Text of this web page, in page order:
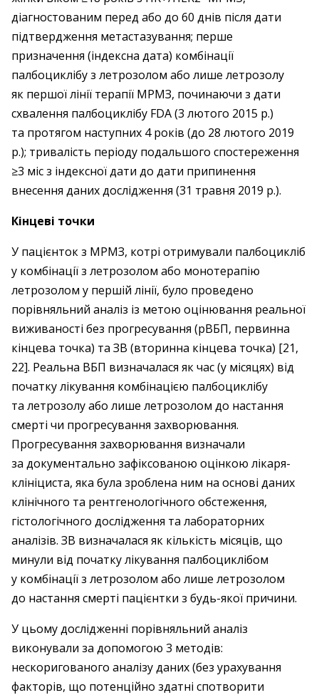
діагностованим перед або до 60 днів після дати
підтвердження метастазування; перше
призначення (індексна дата) комбінації
палбоциклібу з летрозолом або лише летрозолу
як першої лінії терапії МРМЗ, починаючи з дати
схвалення палбоциклібу FDА (3 лютого 2015 р.)
та протягом наступних 4 років (до 28 лютого 2019
р.); тривалість періоду подальшого спостереження
≥3 міс з індексної дати до дати припинення
внесення даних дослідження (31 травня 2019 р.).
Кінцеві точки
У пацієнток з МРМЗ, котрі отримували палбоцикліб
у комбінації з летрозолом або монотерапію
летрозолом у першій лінії, було проведено
порівняльний аналіз із метою оцінювання реальної
виживаності без прогресування (рВБП, первинна
кінцева точка) та ЗВ (вторинна кінцева точка) [21,
22]. Реальна ВБП визначалася як час (у місяцях) від
початку лікування комбінацією палбоциклібу
та летрозолу або лише летрозолом до настання
смерті чи прогресування захворювання.
Прогресування захворювання визначали
за документально зафіксованою оцінкою лікаря-
клініциста, яка була зроблена ним на основі даних
клінічного та рентгенологічного обстеження,
гістологічного дослідження та лабораторних
аналізів. ЗВ визначалася як кількість місяців, що
минули від початку лікування палбоциклібом
у комбінації з летрозолом або лише летрозолом
до настання смерті пацієнтки з будь-якої причини.
У цьому дослідженні порівняльний аналіз
виконували за допомогою 3 методів:
нескоригованого аналізу даних (без урахування
факторів, що потенційно здатні спотворити